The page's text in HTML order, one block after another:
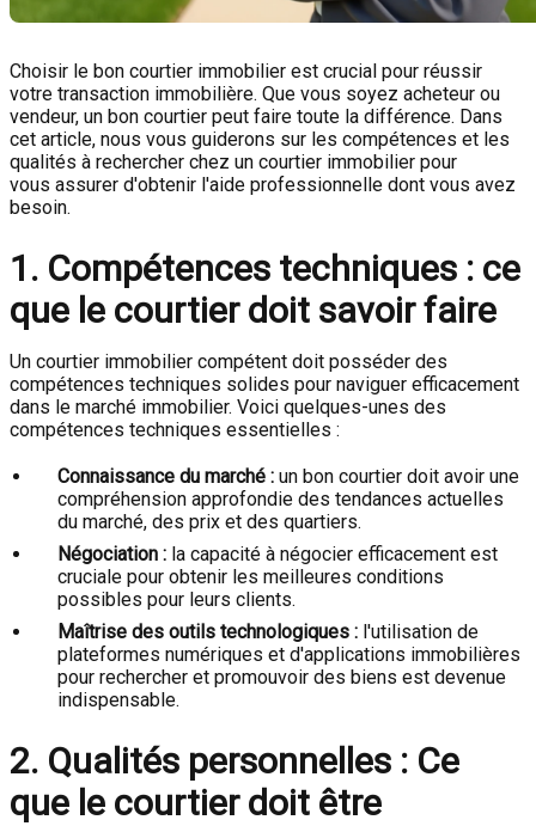
Choisir le bon courtier immobilier est crucial pour réussir
votre transaction immobilière. Que vous soyez acheteur ou
vendeur, un bon courtier peut faire toute la différence. Dans
cet article, nous vous guiderons sur les compétences et les
qualités à rechercher chez un courtier immobilier pour
vous assurer d'obtenir l'aide professionnelle dont vous avez
besoin.
1. Compétences techniques : ce
que le courtier doit savoir faire
Un courtier immobilier compétent doit posséder des
compétences techniques solides pour naviguer efficacement
dans le marché immobilier. Voici quelques-unes des
compétences techniques essentielles :
Connaissance du marché : un bon courtier doit avoir une
compréhension approfondie des tendances actuelles
du marché, des prix et des quartiers.
Négociation : la capacité à négocier efficacement est
cruciale pour obtenir les meilleures conditions
possibles pour leurs clients.
Maîtrise des outils technologiques : l'utilisation de
plateformes numériques et d'applications immobilières
pour rechercher et promouvoir des biens est devenue
indispensable.
2. Qualités personnelles : Ce
que le courtier doit être